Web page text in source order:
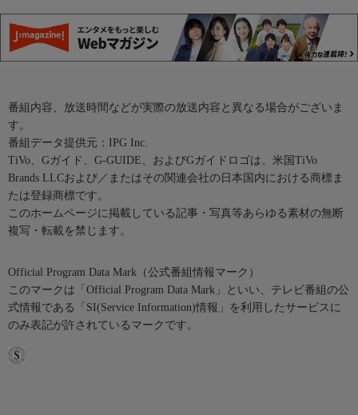
番組内容、放送時間などが実際の放送内容と異なる場合がございま
す。
番組データ提供元：IPG Inc.
TiVo、Gガイド、G-GUIDE、およびGガイドロゴは、米国TiVo
Brands LLCおよび／またはその関連会社の日本国内における商標ま
たは登録商標です。
このホームページに掲載している記事・写真等あらゆる素材の無断
複写・転載を禁じます。
Official Program Data Mark（公式番組情報マーク）
このマークは「Official Program Data Mark」といい、テレビ番組の公
式情報である「SI(Service Information)情報」を利用したサービスに
のみ表記が許されているマークです。